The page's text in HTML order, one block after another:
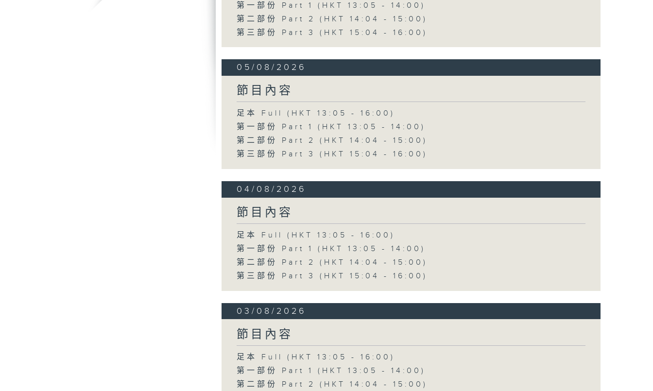
第一部份 Part 1 (HKT 13:05 - 14:00)
第二部份 Part 2 (HKT 14:04 - 15:00)
第三部份 Part 3 (HKT 15:04 - 16:00)
05/08/2026
節目內容
足本 Full (HKT 13:05 - 16:00)
第一部份 Part 1 (HKT 13:05 - 14:00)
第二部份 Part 2 (HKT 14:04 - 15:00)
第三部份 Part 3 (HKT 15:04 - 16:00)
04/08/2026
節目內容
足本 Full (HKT 13:05 - 16:00)
第一部份 Part 1 (HKT 13:05 - 14:00)
第二部份 Part 2 (HKT 14:04 - 15:00)
第三部份 Part 3 (HKT 15:04 - 16:00)
03/08/2026
節目內容
足本 Full (HKT 13:05 - 16:00)
第一部份 Part 1 (HKT 13:05 - 14:00)
第二部份 Part 2 (HKT 14:04 - 15:00)